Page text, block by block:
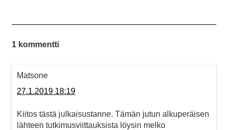
1 kommentti
Matsone
27.1.2019 18:19
Kiitos tästä julkaisustanne. Tämän jutun alkuperäisen
lähteen tutkimusviittauksista löysin melko